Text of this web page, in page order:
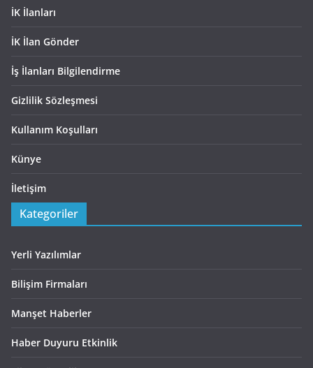
İK İlanları
İK İlan Gönder
İş İlanları Bilgilendirme
Gizlilik Sözleşmesi
Kullanım Koşulları
Künye
İletişim
Kategoriler
Yerli Yazılımlar
Bilişim Firmaları
Manşet Haberler
Haber Duyuru Etkinlik